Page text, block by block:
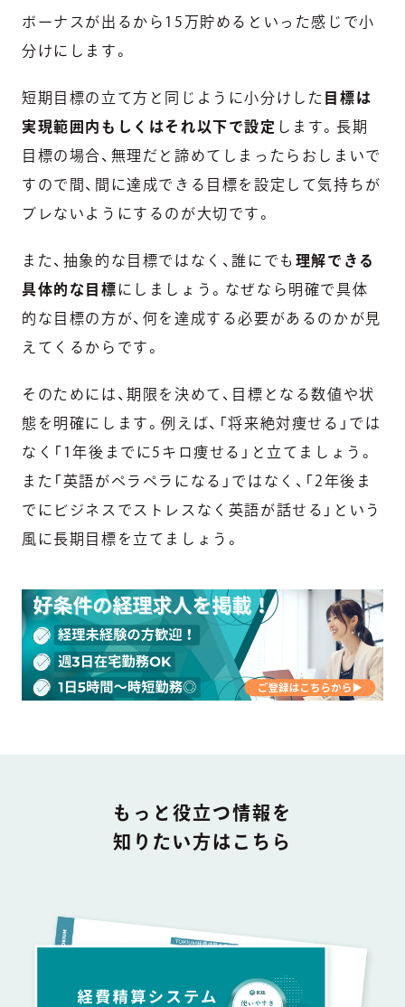
ボーナスが出るから15万貯めるといった感じで小
分けにします。
短期目標の立て方と同じように小分けした 目標は
実現範囲内もしくはそれ以下で設定 します。長期
目標の場合、無理だと諦めてしまったらおしまいで
すので間、間に達成できる目標を設定して気持ちが
ブレないようにするのが大切です。
また、抽象的な目標ではなく、誰にでも 理解できる
具体的な目標 にしましょう。なぜなら明確で具体
的な目標の方が、何を達成する必要があるのかが見
えてくるからです。
そのためには、期限を決めて、目標となる数値や状
態を明確にします。例えば、「将来絶対痩せる」では
なく「1年後までに5キロ痩せる」と立てましょう。
また「英語がペラペラになる」ではなく、「2年後ま
でにビジネスでストレスなく英語が話せる」という
風に長期目標を立てましょう。
DOCUMENT
もっと役立つ情報を
知りたい方はこちら